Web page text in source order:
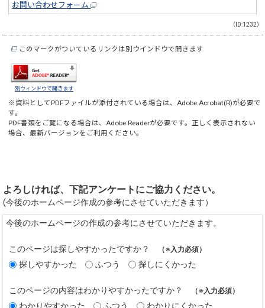
お問い合わせフォーム
（ID:1232）
このマークがついているリンクは別ウインドウで開きます
別ウィンドウで開きます
※資料としてPDFファイルが添付されている場合は、Adobe Acrobat(R)が必要で
す。
PDF書類をご覧になる場合は、Adobe Readerが必要です。正しく表示されない
場合、最新バージョンをご利用ください。